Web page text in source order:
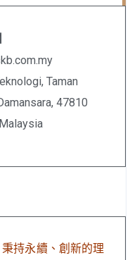
Taman
47810
持永續、創新的理